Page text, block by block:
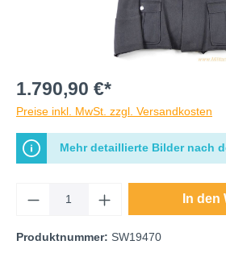
1.790,90 €*
Preise inkl. MwSt. zzgl. Versandkosten
Mehr detaillierte Bilder nach
In den
Produktnummer: SW19470